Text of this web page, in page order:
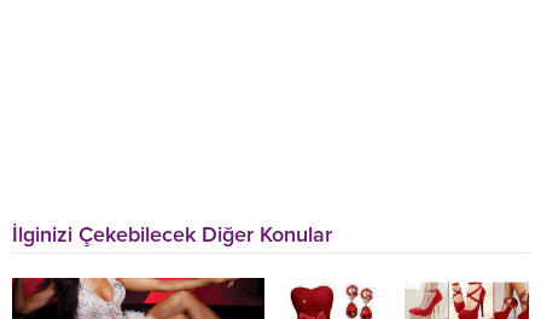
İlginizi Çekebilecek Diğer Konular